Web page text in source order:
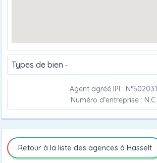
Types de bien -
Agent agréé IPI : N°502031
Numéro d'entreprise : N.C
Retour à la liste des agences à Hasselt